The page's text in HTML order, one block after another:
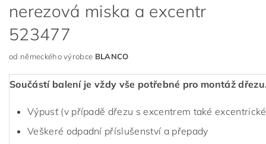
nerezová miska a excentr
523477
od německého výrobce BLANCO
Součástí balení je vždy vše potřebné pro montáž
Výpusť (v případě dřezu s excentrem také
Veškeré odpadní příslušenství a přepady